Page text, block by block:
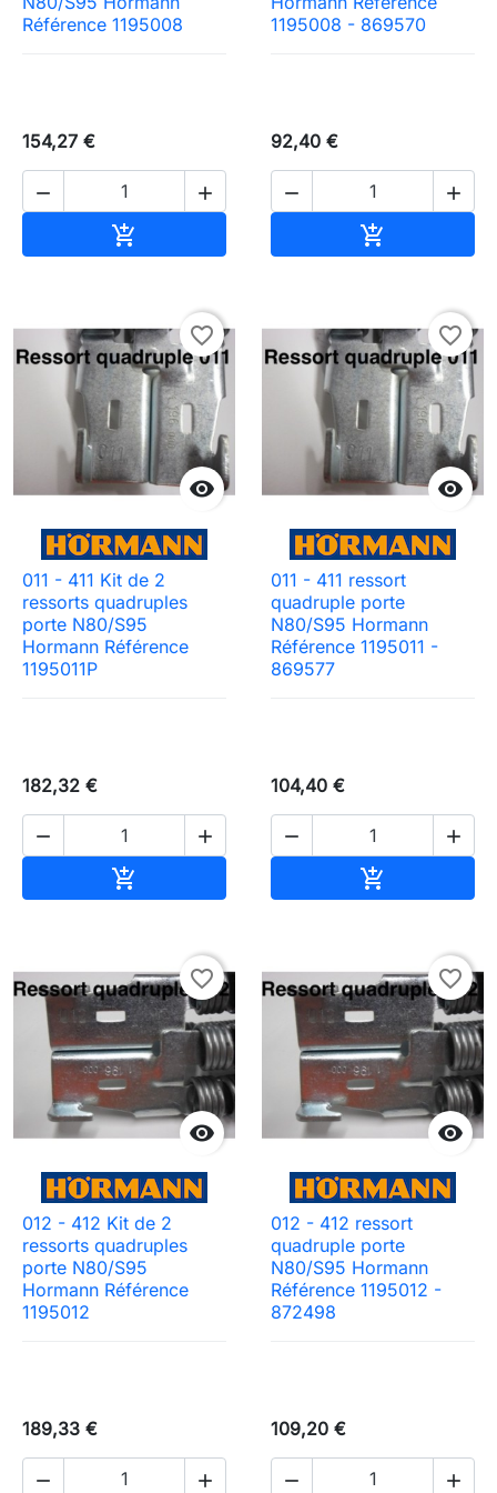
Référence 1195008
154,27 €
 

1195008 - 869570
92,40 €
 


favorite_border
011 - 411 Kit de 2
ressorts quadruples
porte N80/S95
Hormann Référence
1195011P
182,32 €
 


favorite_border
011 - 411 ressort
quadruple porte
N80/S95 Hormann
Référence 1195011 -
869577
104,40 €
 


favorite_border
012 - 412 Kit de 2
ressorts quadruples
porte N80/S95
Hormann Référence
1195012
189,33 €
 

favorite_border
012 - 412 ressort
quadruple porte
N80/S95 Hormann
Référence 1195012 -
872498
109,20 €
 